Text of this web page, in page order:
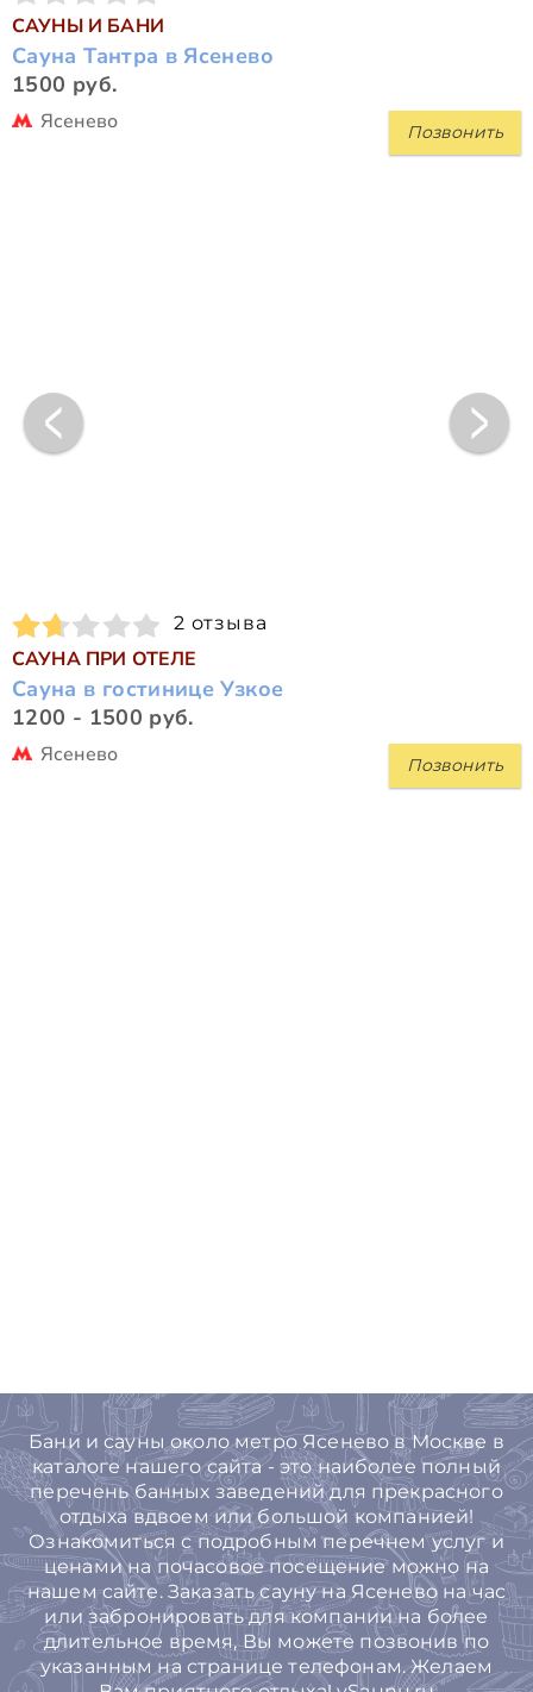
САУНЫ И БАНИ
Сауна Тантра в Ясенево
1500 руб.
Позвонить
Ясенево
2 отзыва
САУНА ПРИ ОТЕЛЕ
Сауна в гостинице Узкое
1200 - 1500 руб.
Позвонить
Ясенево
Бани и сауны около метро Ясенево в Москве в
каталоге нашего сайта - это наиболее полный
перечень банных заведений для прекрасного
отдыха вдвоем или большой компанией!
Ознакомиться с подробным перечнем услуг и
ценами на почасовое посещение можно на
нашем сайте. Заказать сауну на Ясенево на час
или забронировать для компании на более
длительное время, Вы можете позвонив по
указанным на странице телефонам. Желаем